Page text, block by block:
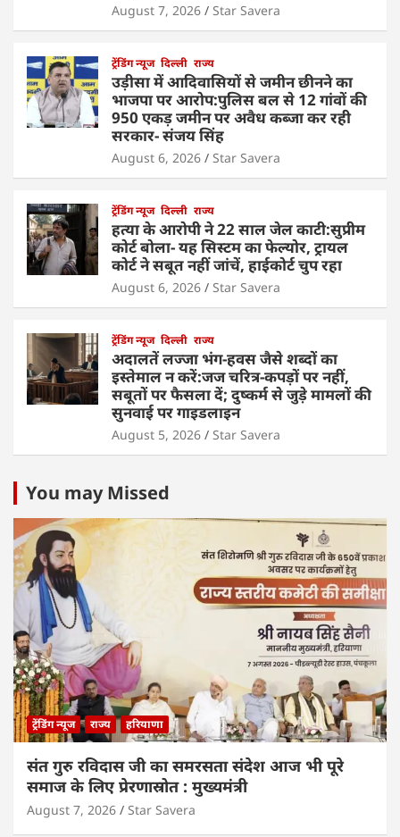
August 7, 2026 Star Savera
ट्रेंडिंग न्यूज दिल्ली राज्य
उड़ीसा में आदिवासियों से जमीन छीनने का
भाजपा पर आरोप:पुलिस बल से 12 गांवों की
950 एकड़ जमीन पर अवैध कब्जा कर रही
सरकार- संजय सिंह
August 6, 2026 Star Savera
ट्रेंडिंग न्यूज दिल्ली राज्य
हत्या के आरोपी ने 22 साल जेल काटी:सुप्रीम
कोर्ट बोला- यह सिस्टम का फेल्योर, ट्रायल
कोर्ट ने सबूत नहीं जांचें, हाईकोर्ट चुप रहा
August 6, 2026 Star Savera
ट्रेंडिंग न्यूज दिल्ली राज्य
अदालतें लज्जा भंग-हवस जैसे शब्दों का
इस्तेमाल न करें:जज चरित्र-कपड़ों पर नहीं,
सबूतों पर फैसला दें; दुष्कर्म से जुड़े मामलों की
सुनवाई पर गाइडलाइन
August 5, 2026 Star Savera
You may Missed
ट्रेंडिंग न्यूज राज्य हरियाणा
संत गुरु रविदास जी का समरसता संदेश आज भी पूरे
समाज के लिए प्रेरणास्रोत : मुख्यमंत्री
August 7, 2026 Star Savera